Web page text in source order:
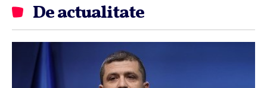
De actualitate